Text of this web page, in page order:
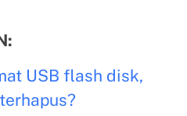
USB flash disk,